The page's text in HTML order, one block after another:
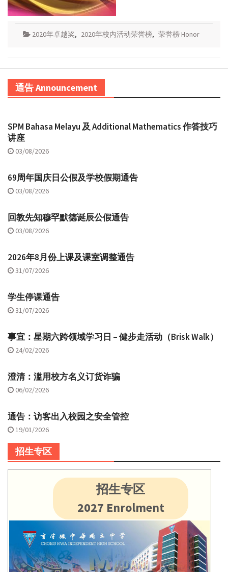
2020年卓越奖, 2020年校内活动荣誉榜, 荣誉榜 Honor
通告 Announcement
SPM Bahasa Melayu 及 Additional Mathematics 作答技巧
讲座
03/08/2026
69周年国庆日公假及学校假期通告
03/08/2026
回教先知穆罕默德诞辰公假通告
03/08/2026
2026年8月份上课及课室调整通告
31/07/2026
学生停课通告
31/07/2026
事宜：星期六跨领域学习日 – 健步走活动（Brisk Walk）
24/02/2026
澄清：滥用校方名义订货诈骗
06/02/2026
通告：访客出入校园之安全管控
19/01/2026
招生专区
招生专区
2027 Enrolment